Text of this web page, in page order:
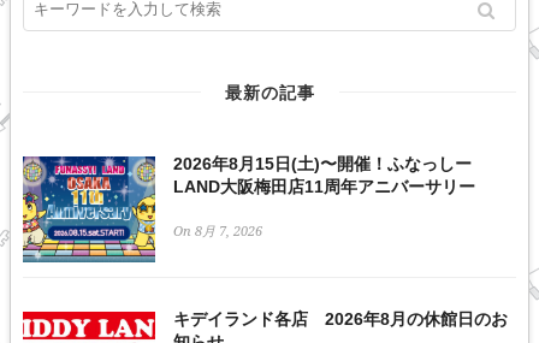
最新の記事
2026年8月15日(土)〜開催！ふなっしー
LAND大阪梅田店11周年アニバーサリー
On 8月 7, 2026
キデイランド各店 2026年8月の休館日のお